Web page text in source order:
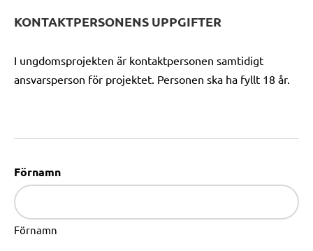
KONTAKTPERSONENS UPPGIFTER
I ungdomsprojekten är kontaktpersonen samtidigt
ansvarsperson för projektet. Personen ska ha fyllt 18 år.
Förnamn
Förnamn